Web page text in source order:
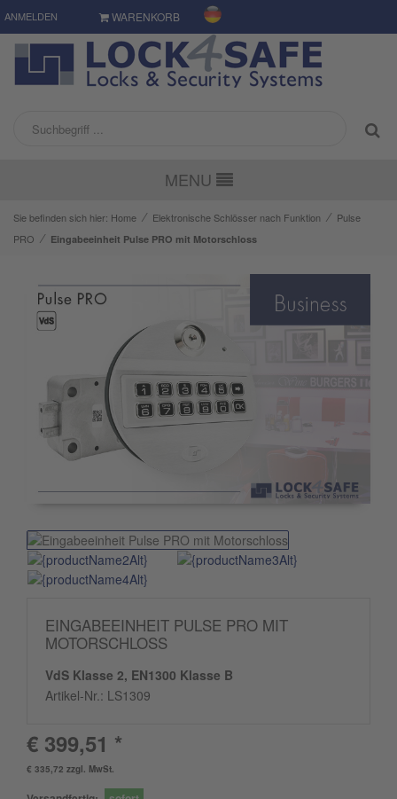
ANMELDEN WARENKORB
MENU
Sie befinden sich hier: Home ⁄ Elektronische Schlösser nach Funktion ⁄ Pulse
PRO ⁄ Eingabeeinheit Pulse PRO mit Motorschloss
EINGABEEINHEIT PULSE PRO MIT
MOTORSCHLOSS
VdS Klasse 2, EN1300 Klasse B
Artikel-Nr.: LS1309
€ 399,51 *
€ 335,72 zzgl. MwSt.